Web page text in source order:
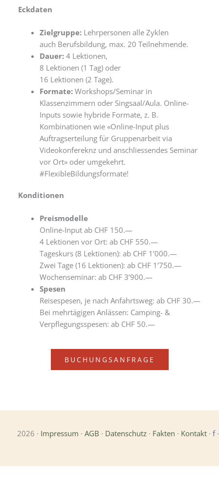
Eckdaten
Zielgruppe: Lehrpersonen alle Zyklen
auch Berufsbildung, max. 20 Teilnehmende.
Dauer: 4 Lektionen,
8 Lektionen (1 Tag) oder
16 Lektionen (2 Tage).
Formate: Workshops/Seminar in
Klassenzimmern oder Singsaal/Aula. Online-
Inputs sowie hybride Formate, z. B.
Kombinationen wie «Online-Input plus
Auftragserteilung für Gruppenarbeit via
Videokonfereknz und anschliessendes Seminar
vor Ort» oder umgekehrt.
#FlexibleBildungsformate!
Konditionen
Preismodelle
Online-Input ab CHF 150.—
4 Lektionen vor Ort: ab CHF 550.—
Tageskurs (8 Lektionen): ab CHF 1’000.—
Zwei Tage (16 Lektionen): ab CHF 1’750.—
Wochenseminar: ab CHF 3’900.—
Spesen
Reisespesen, je nach Anfahrtsweg: ab CHF 30.—
Bei mehrtägigen Anlässen: Camping- &
Verpflegungsspesen: ab CHF 50.—
BUCHUNGSANFRAGE
2026 · Impressum · AGB · Datenschutz · Fakten · Kontakt · f